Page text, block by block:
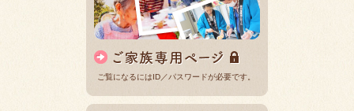
ご覧になるにはID／パスワードが必要です。